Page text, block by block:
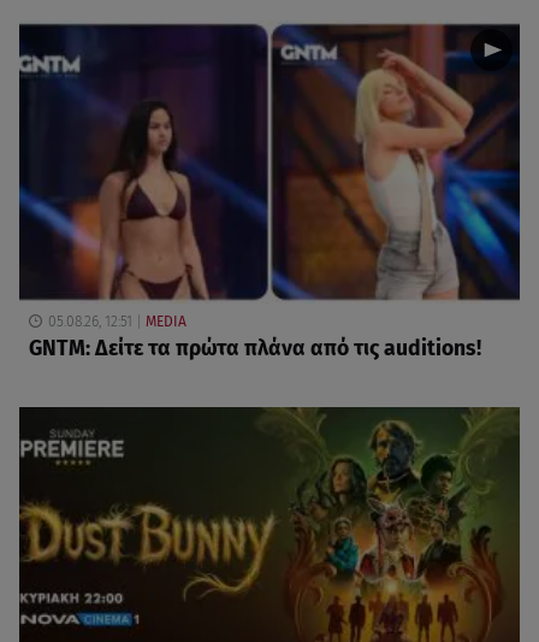
05.08.26, 12:51 MEDIA
GNTM: Δείτε τα πρώτα πλάνα από τις auditions!